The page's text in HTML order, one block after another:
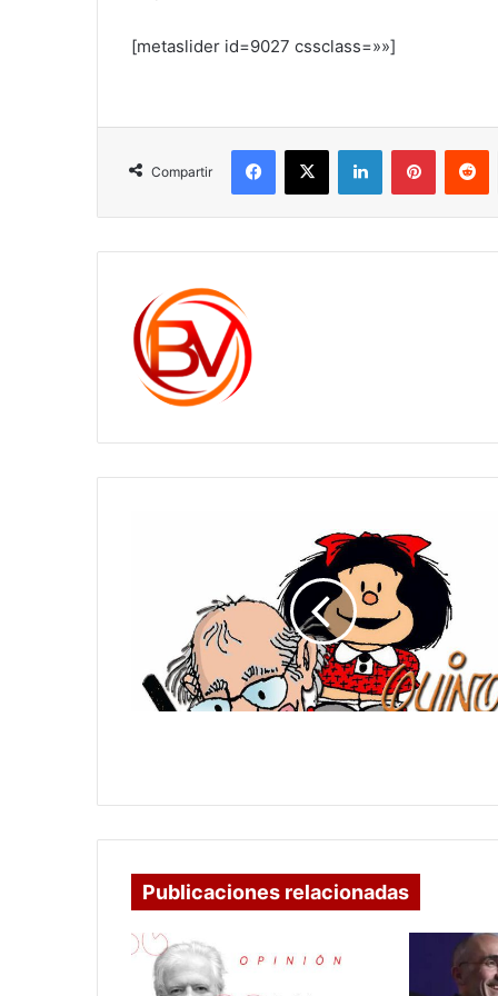
[metaslider id=9027 cssclass=»»]
Compartir
Facebook
X LinkedInPinterest
AÑOS
NACIO
QUINO
Publicaciones relacionadas